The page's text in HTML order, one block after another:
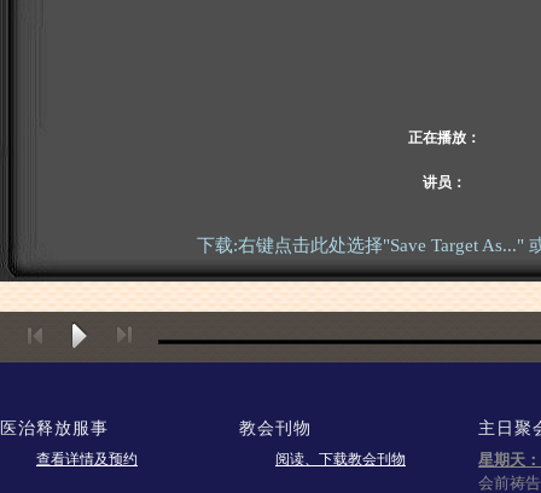
正在播放：
讲员：
下载:右键点击此处选择"Save Target As..."
医治释放服事
查看详情及预约
教会刊物
阅读、下载教会刊物
主日聚
星期天：
会前祷